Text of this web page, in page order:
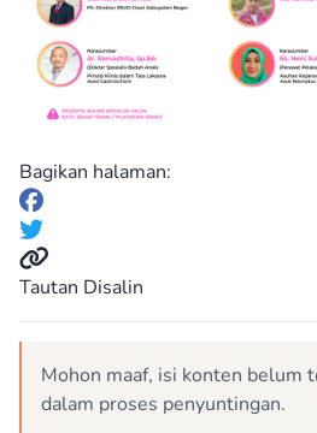
Bagikan halaman:
Tautan Disalin
Mohon maaf, isi konten belum
dalam proses penyuntingan.